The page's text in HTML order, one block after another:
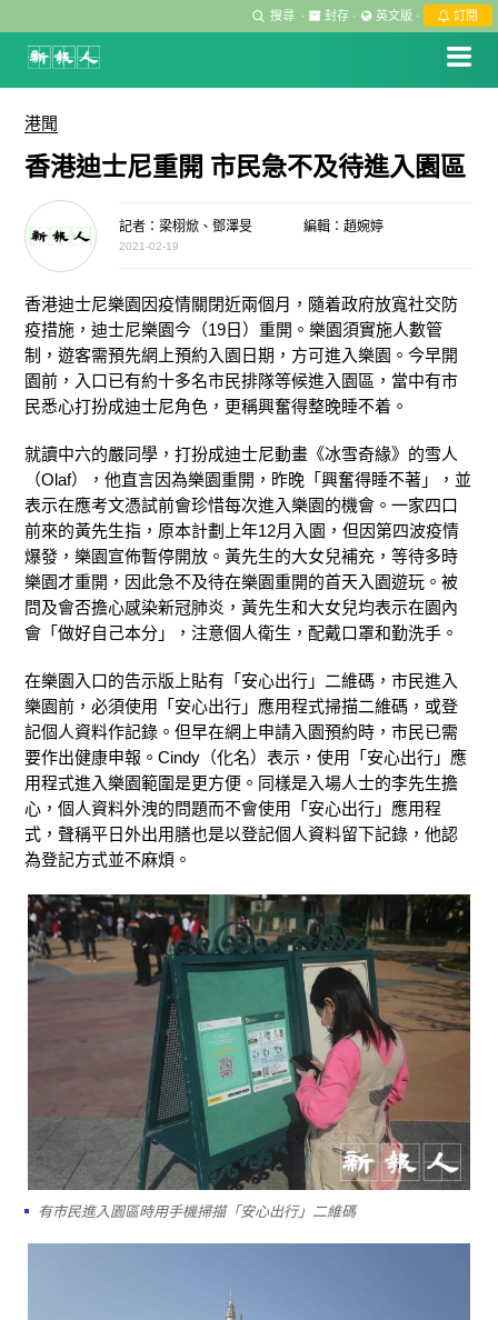
搜尋 · 封存 · 英文版 · 訂閱
港聞
香港迪士尼重開 市民急不及待進入園區
記者：梁栩焮、鄧澤旻 編輯：趙婉婷
2021-02-19
香港迪士尼樂園因疫情關閉近兩個月，隨着政府放寬社交防
疫措施，迪士尼樂園今（19日）重開。樂園須實施人數管
制，遊客需預先網上預約入園日期，方可進入樂園。今早開
園前，入口已有約十多名市民排隊等候進入園區，當中有市
民悉心打扮成迪士尼角色，更稱興奮得整晚睡不着。
就讀中六的嚴同學，打扮成迪士尼動畫《冰雪奇緣》的雪人
（Olaf），他直言因為樂園重開，昨晚「興奮得睡不著」，並
表示在應考文憑試前會珍惜每次進入樂園的機會。一家四口
前來的黃先生指，原本計劃上年12月入園，但因第四波疫情
爆發，樂園宣佈暫停開放。黃先生的大女兒補充，等待多時
樂園才重開，因此急不及待在樂園重開的首天入園遊玩。被
問及會否擔心感染新冠肺炎，黃先生和大女兒均表示在園內
會「做好自己本分」，注意個人衛生，配戴口罩和勤洗手。
在樂園入口的告示版上貼有「安心出行」二維碼，市民進入
樂園前，必須使用「安心出行」應用程式掃描二維碼，或登
記個人資料作記錄。但早在網上申請入園預約時，市民已需
要作出健康申報。Cindy（化名）表示，使用「安心出行」應
用程式進入樂園範圍是更方便。同樣是入場人士的李先生擔
心，個人資料外洩的問題而不會使用「安心出行」應用程
式，聲稱平日外出用膳也是以登記個人資料留下記錄，他認
為登記方式並不麻煩。
有市民進入園區時用手機掃描「安心出行」二維碼